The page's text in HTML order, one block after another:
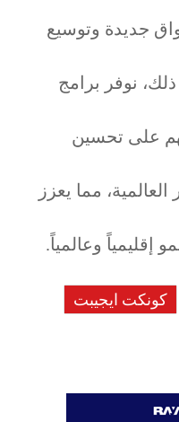
جديدة وتوسيع
نوفر برامج
على تحسين
العالمية، مما يعزز
إقليمياً وعالمياً.
كونكت ايجيبت